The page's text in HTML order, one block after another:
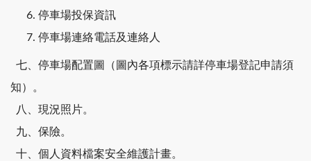
停車場投保資訊
停車場連絡電話及連絡人
七、停車場配置圖（圖內各項標示請詳停車場登記申請須
知）。
八、現況照片。
九、保險。
十、個人資料檔案安全維護計畫。